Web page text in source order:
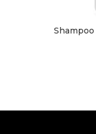
AÑADIR AL